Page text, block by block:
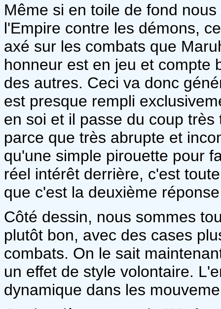
Même si en toile de fond
l'Empire contre les démons,
axé sur les combats que
honneur est en jeu et compte
des autres. Ceci va donc
est presque rempli
en soi et il passe du coup
parce que très abrupte et
qu'une simple pirouette pour
réel intérêt derrière, c'est
que c'est la deuxième
Côté dessin, nous sommes
plutôt bon, avec des cases
combats. On le sait
un effet de style volontaire.
dynamique dans les